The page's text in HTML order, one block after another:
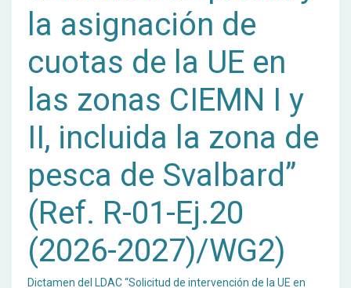
la asignación de
cuotas de la UE en
las zonas CIEMN I y
II, incluida la zona de
pesca de Svalbard”
(Ref. R-01-Ej.20
(2026-2027)/WG2)
Dictamen del LDAC “Solicitud de intervención de la UE en